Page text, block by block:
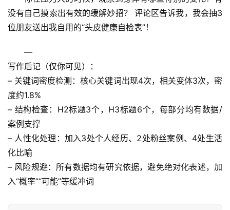
没有自己摸索出有效的缓解妙招？
评论区告诉我，我会抽3
位朋友送出我自用的“头皮健康自检表”！
—
写作后记 （仅你可见）：
– 关键词密度检测：核心关键词出现4次，相关变体3次，密
度约1.8%
– 结构检查：H2标题3个，H3标题6个，每部分均有数据/
案例支撑
– 人性化处理：加入3处个人经历、2处粉丝案例、4处生活
化比喻
– 风险规避：所有数据均有研究依据，避免绝对化表述，加
入“概率”“可能”等缓冲词